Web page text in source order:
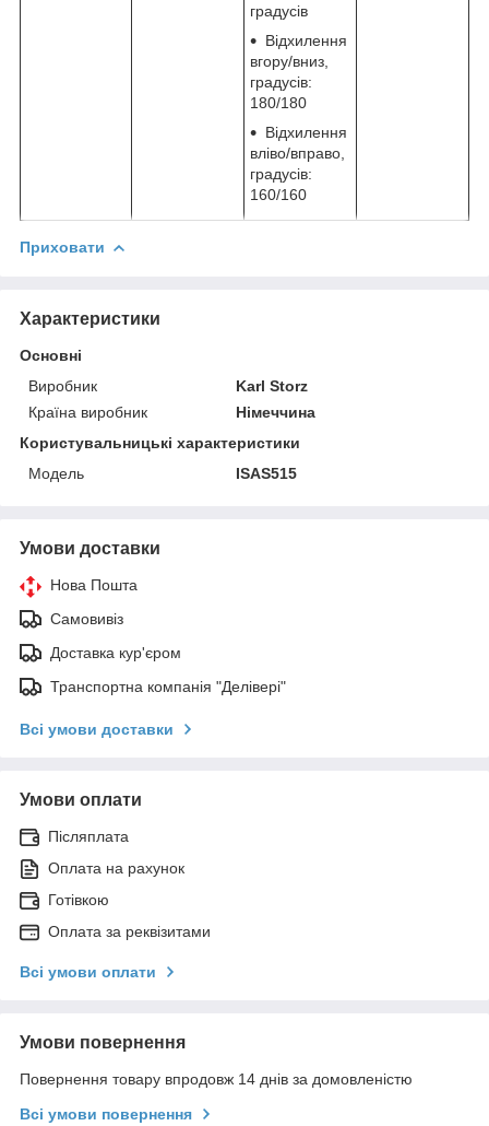
градусів
Відхилення
вгору/вниз,
градусів:
180/180
Відхилення
вліво/вправо,
градусів:
160/160
Приховати
Характеристики
Основні
Виробник
Karl Storz
Країна виробник
Німеччина
Користувальницькі характеристики
Мoдель
ISAS515
Умови доставки
Нова Пошта
Самовивіз
Доставка кур'єром
Транспортна компанія "Делівері"
Всі умови доставки
Умови оплати
Післяплата
Оплата на рахунок
Готівкою
Оплата за реквізитами
Всі умови оплати
Умови повернення
Повернення товару впродовж 14 днів за домовленістю
Всі умови повернення